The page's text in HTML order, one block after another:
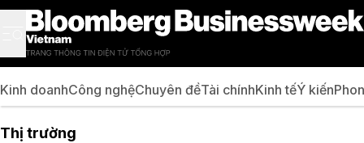
Kinh doanhCông nghệChuyên đềTài chínhKinh tếÝ kiến
Thị trường